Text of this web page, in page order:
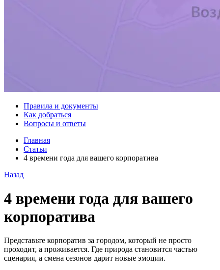
Правила и документы
Как добраться
Вопросы и ответы
Главная
Статьи
4 времени года для вашего корпоратива
Назад
4 времени года для вашего
корпоратива
Представьте корпоратив за городом, который не просто
проходит, а проживается. Где природа становится частью
сценария, а смена сезонов дарит новые эмоции.